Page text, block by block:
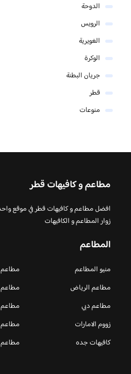
الدوحة
الرويس
الغويرية
الوكرة
جريان البطنة
قطر
منوعات
مطاعم و كافيهات قطر
افضل مطاعم و كافيهات قطر في موقع
زوار المطاعم و الكافيهات
المطاعم
منيو المطاعم
مطاعم
مطاعم الرياض
مطاعم
مطاعم دبي
زووم الامارات
مطاعم
كافيهات جده